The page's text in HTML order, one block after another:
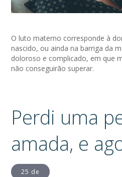
O luto materno corresponde à
nascido, ou ainda na barriga da
doloroso e complicado, em que
não conseguirão superar.
Perdi uma
amada, e
25 de